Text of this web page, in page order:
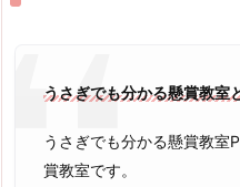
うさぎでも分かる懸賞教室
うさぎでも分かる懸賞教室
賞教室です。